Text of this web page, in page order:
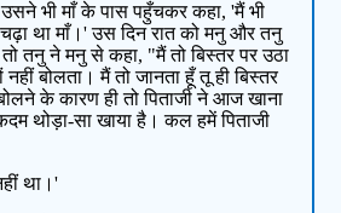
भी माँ के पास पहुँचकर कहा, 'मैं भी
था माँ।' उस दिन रात को मनु और तनु
तनु ने मनु से कहा, "मैं तो बिस्तर पर उठा
बोलता। मैं तो जानता हूँ तू ही बिस्तर
के कारण ही तो पिताजी ने आज खाना
थोड़ा-सा खाया है। कल हमें पिताजी
था।'